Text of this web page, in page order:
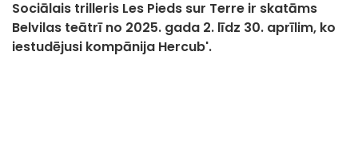
Sociālais trilleris Les Pieds sur Terre ir skatāms
Belvilas teātrī no 2025. gada 2. līdz 30. aprīlim, ko
iestudējusi kompānija Hercub'.